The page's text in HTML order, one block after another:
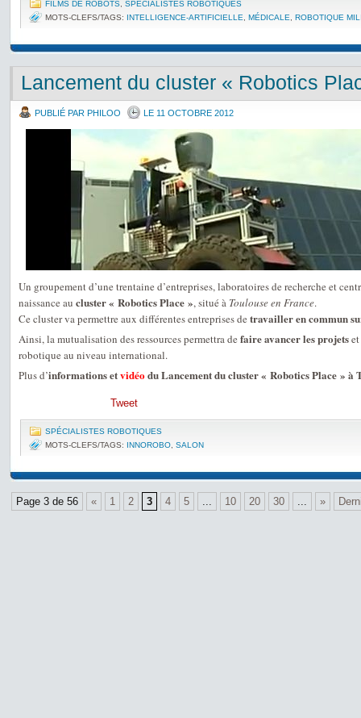
FILMS DE ROBOTS SPÉCIALISTES ROBOTIQUES
MOTS-CLEFS/TAGS: INTELLIGENCE-ARTIFICIELLE MÉDICALE ROBOTIQUE
Lancement du cluster « Robotics
PUBLIÉ PAR PHILOO LE 11 OCTOBRE 2012
Un groupement d’une trentaine d’entreprises, laboratoires de recherche et
naissance au cluster « Robotics Place », situé à Toulouse en France.
Ce cluster va permettre aux différentes entreprises de travailler en commun
Ainsi, la mutualisation des ressources permettra de faire avancer les projets
robotique au niveau international.
Plus d’informations etvidéodu Lancement du cluster « Robotics Place » à
Tweet
SPÉCIALISTES ROBOTIQUES
MOTS-CLEFS/TAGS: INNOROBO SALON
Page 3 de 56 « 1 2 3 4 5 ... 10 20 30 ... »